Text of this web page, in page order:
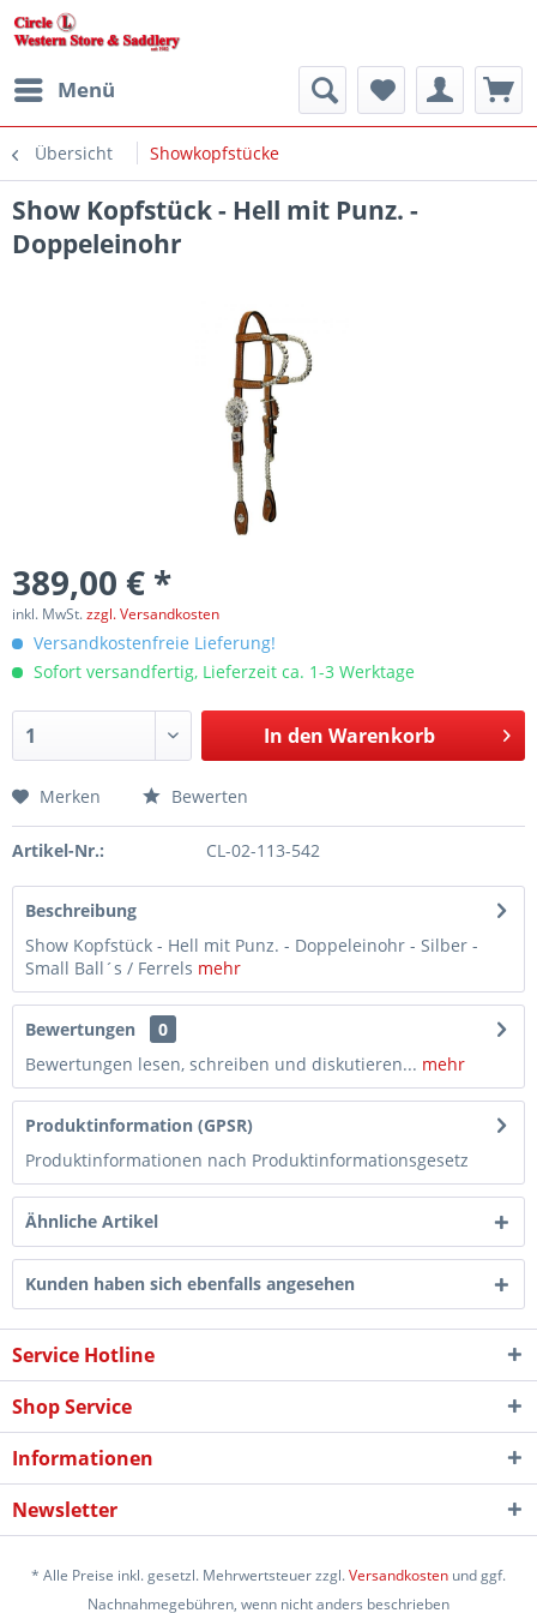
Menü
Übersicht Showkopfstücke
Show Kopfstück - Hell mit Punz. -
Doppeleinohr
389,00 € *
inkl. MwSt.zzgl. Versandkosten
Versandkostenfreie Lieferung!
Sofort versandfertig, Lieferzeit ca. 1-3 Werktage
In den Warenkorb
Merken Bewerten
Artikel-Nr.: CL-02-113-542
Beschreibung
Show Kopfstück - Hell mit Punz. - Doppeleinohr - Silber -
Small Ball´s / Ferrels mehr
Bewertungen
0
Bewertungen lesen, schreiben und diskutieren... mehr
Produktinformation (GPSR)
Produktinformationen nach Produktinformationsgesetz
Ähnliche Artikel
Kunden haben sich ebenfalls angesehen
Service Hotline
Shop Service
Informationen
Newsletter
* Alle Preise inkl. gesetzl. Mehrwertsteuer zzgl.Versandkosten und ggf.
Nachnahmegebühren, wenn nicht anders beschrieben